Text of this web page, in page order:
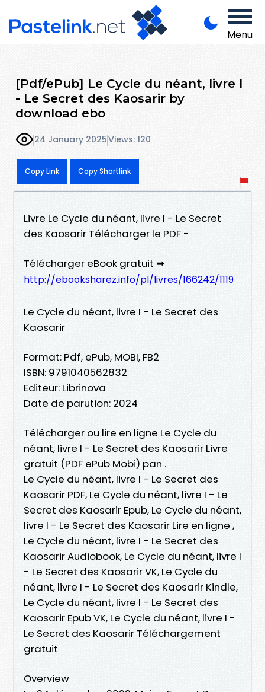
Menu
[Pdf/ePub] Le Cycle du néant, livre I
- Le Secret des Kaosarir by
download ebo
24 January 2025Views: 120
Copy Link Copy Shortlink
Livre Le Cycle du néant, livre I - Le Secret
des Kaosarir Télécharger le PDF -
Télécharger eBook gratuit ➡
http://ebooksharez.info/pl/livres/166242/1119
Le Cycle du néant, livre I - Le Secret des
Kaosarir
Format: Pdf, ePub, MOBI, FB2
ISBN: 9791040562832
Editeur: Librinova
Date de parution: 2024
Télécharger ou lire en ligne Le Cycle du
néant, livre I - Le Secret des Kaosarir Livre
gratuit (PDF ePub Mobi) pan .
Le Cycle du néant, livre I - Le Secret des
Kaosarir PDF, Le Cycle du néant, livre I - Le
Secret des Kaosarir Epub, Le Cycle du néant,
livre I - Le Secret des Kaosarir Lire en ligne ,
Le Cycle du néant, livre I - Le Secret des
Kaosarir Audiobook, Le Cycle du néant, livre I
- Le Secret des Kaosarir VK, Le Cycle du
néant, livre I - Le Secret des Kaosarir Kindle,
Le Cycle du néant, livre I - Le Secret des
Kaosarir Epub VK, Le Cycle du néant, livre I -
Le Secret des Kaosarir Téléchargement
gratuit
Overview